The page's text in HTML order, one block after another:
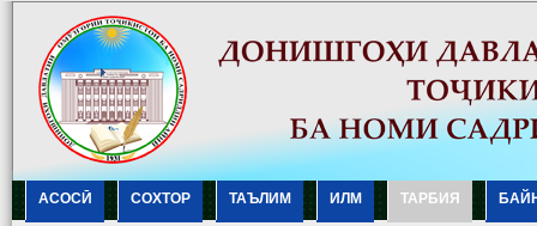
АСОСӢ СОХТОР ТАЪЛИМ ИЛМ ТАРБИЯ